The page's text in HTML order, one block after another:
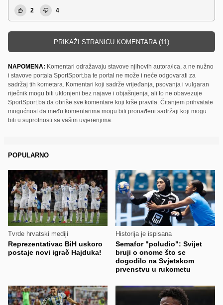
2 4
PRIKAŽI STRANICU KOMENTARA (11)
NAPOMENA: Komentari odražavaju stavove njihovih autora/ica, a ne nužno
i stavove portala SportSport.ba te portal ne može i neće odgovarati za
sadržaj tih kometara. Komentari koji sadrže vrijeđanja, psovanja i vulgaran
riječnik mogu biti uklonjeni bez najave i objašnjenja, ali to ne obavezuje
SportSport.ba da obriše sve komentare koji krše pravila. Čitanjem prihvatate
mogućnost da među komentarima mogu biti pronađeni sadržaji koji mogu
biti u suprotnosti sa vašim uvjerenjima.
POPULARNO
Tvrde hrvatski mediji
Reprezentativac BiH uskoro
postaje novi igrač Hajduka!
Historija je ispisana
Semafor "poludio": Svijet
bruji o onome što se
dogodilo na Svjetskom
prvenstvu u rukometu